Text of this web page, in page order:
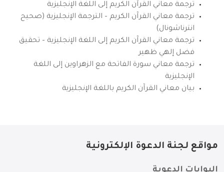
ترجمة معاني القرآن الكريم إلى اللغة الإنجليزية
ترجمة معاني القرآن الكريم – الترجمة الإنجليزية (صحيح
انترناشونال)
ترجمة معاني القرآن الكريم إلى اللغة الإنجليزية – تحقيق
فضل إلهي ظهير
ترجمة معاني سورة الفاتحة مع الزهراوين إلى اللغة
الإنجليزية
بيان معاني القرآن الكريم باللغة الإنجليزية
مواقع لجنة الدعوة الإلكترونية
البوابات الدعوية